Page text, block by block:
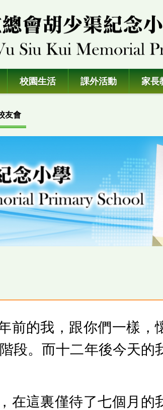
校園生活 課外活動 家長
友會
前的我，跟你們一樣，
段。而十二年後今天的
在這裏僅待了七個月的